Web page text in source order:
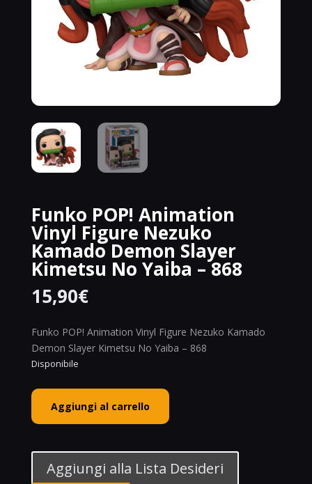
Funko POP! Animation
Vinyl Figure Nezuko
Kamado Demon Slayer
Kimetsu No Yaiba – 868
15,90€
Funko POP! Animation Vinyl Figure Nezuko Kamado
Demon Slayer Kimetsu No Yaiba – 868
Disponibile
Funko
POP!
Animation
Nezuko
Aggiungi al carrello
Aggiungi alla Lista Desideri